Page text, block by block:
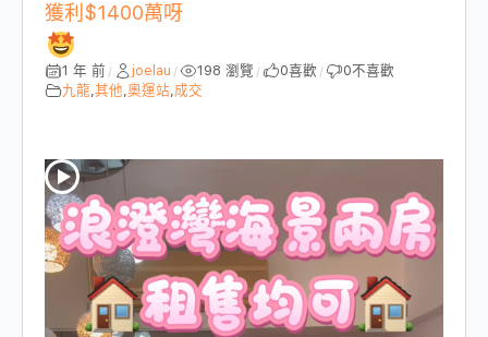
獲利$1400萬呀
1 年 前 / joelau / 198 瀏覽 / 0喜歡 / 0不喜歡
九龍,其他,奧運站,成交